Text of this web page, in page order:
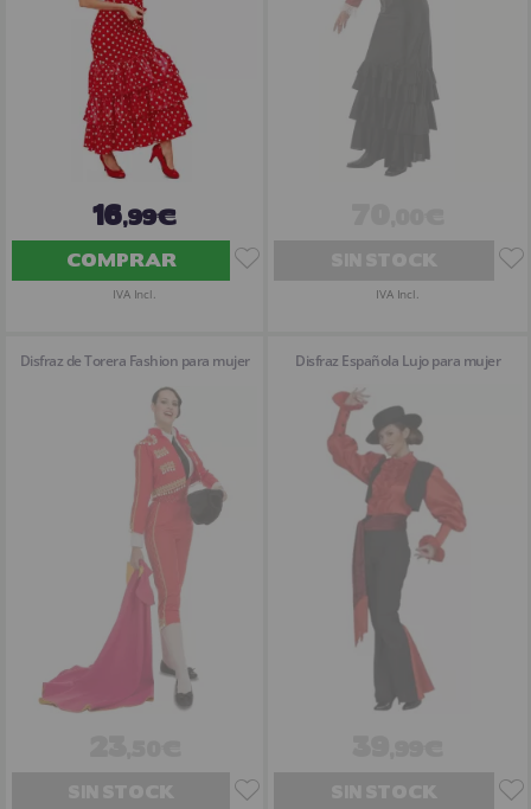
16,99€
COMPRAR
IVA Incl. IVA Incl.
Disfraz de Torera Fashion para mujer Disfraz Española Lujo para mujer